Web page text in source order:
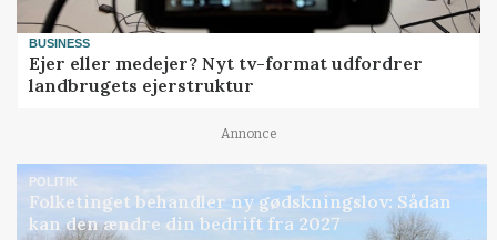
BUSINESS
Ejer eller medejer? Nyt tv-format udfordrer
landbrugets ejerstruktur
Annonce
POLITIK
Folketinget behandler ny gødskningslov: Sådan
kan den ændre din bedrift fra 2027